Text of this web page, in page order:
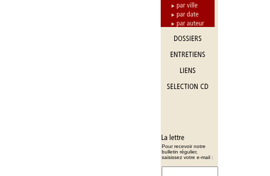
Pour recevoir notre
bulletin régulier,
saisissez votre e-mail :